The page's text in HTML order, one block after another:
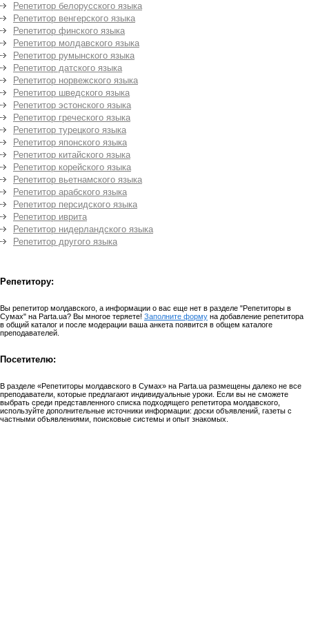
Репетитор белорусского языка
Репетитор венгерского языка
Репетитор финского языка
Репетитор молдавского языка
Репетитор румынского языка
Репетитор датского языка
Репетитор норвежского языка
Репетитор шведского языка
Репетитор эстонского языка
Репетитор греческого языка
Репетитор турецкого языка
Репетитор японского языка
Репетитор китайского языка
Репетитор корейского языка
Репетитор вьетнамского языка
Репетитор арабского языка
Репетитор персидского языка
Репетитор иврита
Репетитор нидерландского языка
Репетитор другого языка
Репетитору:
Вы репетитор молдавского, а информации о вас еще нет в разделе "Репетиторы в
Сумах" на Parta.ua? Вы многое теряете! Заполните форму на добавление репетитора
в общий каталог и после модерации ваша анкета появится в общем каталоге
преподавателей.
Посетителю:
В разделе «Репетиторы молдавского в Сумах» на Parta.ua размещены далеко не все
преподаватели, которые предлагают индивидуальные уроки. Если вы не сможете
выбрать среди представленного списка подходящего репетитора молдавского,
используйте дополнительные источники информации: доски объявлений, газеты с
частными объявлениями, поисковые системы и опыт знакомых.